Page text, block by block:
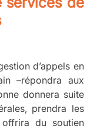
d’appels en
–répondra aux
donnera suite
prendra les
du soutien